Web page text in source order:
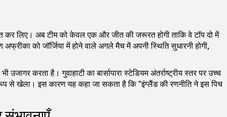
लिए। अब टीम को केवल एक और जीत की जरूरत होगी ताकि वे टॉप दो में
को जॉर्जिया में होने वाले अगले मैच में अपनी स्थिति सुधारनी होगी,
करता है। गुवाहाटी का बार्सापारा स्टेडियम अंतर्राष्ट्रीय स्तर पर उच्च
से खेला। इस कारण यह कहा जा सकता है कि "इंग्लैंड की रणनीति ने इस पिच